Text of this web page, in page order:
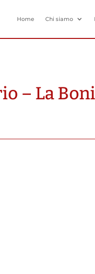
Home Chi siamo
– La